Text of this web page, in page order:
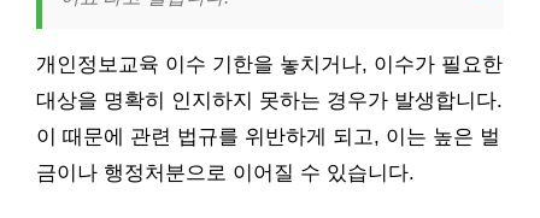
개인정보교육 이수 기한을 놓치거나, 이수가 필요한
대상을 명확히 인지하지 못하는 경우가 발생합니다.
이 때문에 관련 법규를 위반하게 되고, 이는 높은 벌
금이나 행정처분으로 이어질 수 있습니다.